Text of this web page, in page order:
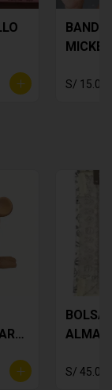
MICKEY
S/ 15.00
BOLSA
S/ 45.00